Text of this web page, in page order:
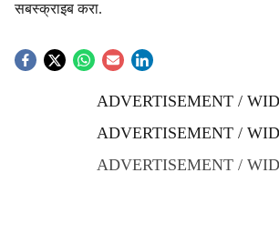
सबस्क्राइब करा.
ADVERTISEMENT /
ADVERTISEMENT /
ADVERTISEMENT /